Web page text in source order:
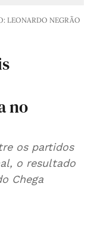
LEONARDO NEGRÃO
no
os partidos
o resultado
Chega